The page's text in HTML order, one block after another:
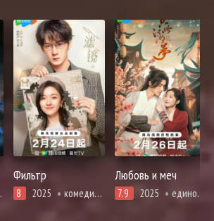
Фильтр
8 2025 комедия, романтика, фэнтези
Любовь и меч
7.9 2025 единоборства, комедия, адаптация новел, романтика, фэнтези